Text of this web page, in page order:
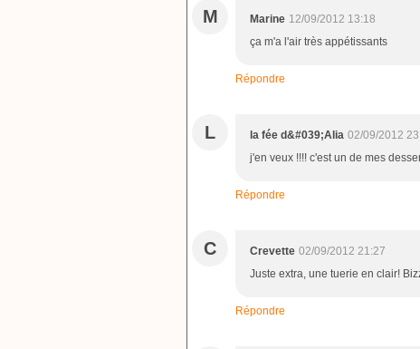
M Marine 12/09/2012 13:18
ça m'a l'air très appétissants
Répondre
L la fée d&#039;Alia 02/09/2012
j'en veux !!!! c'est un de mes
Répondre
C Crevette 02/09/2012 21:27
Juste extra, une tuerie en clair!
Répondre